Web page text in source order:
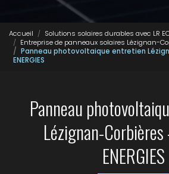
Accueil
Solutions solaires durables avec LR
Entreprise de panneaux solaires Lézignan-
Panneau photovoltaique entretien
ENERGIES
Panneau
Lézignan-Corbières
ENERGIES